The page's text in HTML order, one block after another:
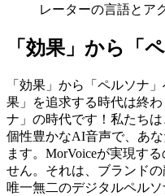
レーターの言語とア
「効果」から「
「効果」から「ペルソナ
果」を追求する時代は終
ナ」の時代です！私たち
個性豊かなAI音声で、あ
ます。MorVoiceが実現す
せん。それは、ブランド
唯一無二のデジタルペル